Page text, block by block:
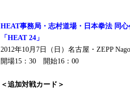
HEAT事務局・志村道場・日本拳法 同心
「HEAT 24」
2012年10月7日（日）名古屋・ZEPP
開場15：30 開始16：00
＜追加対戦カード＞